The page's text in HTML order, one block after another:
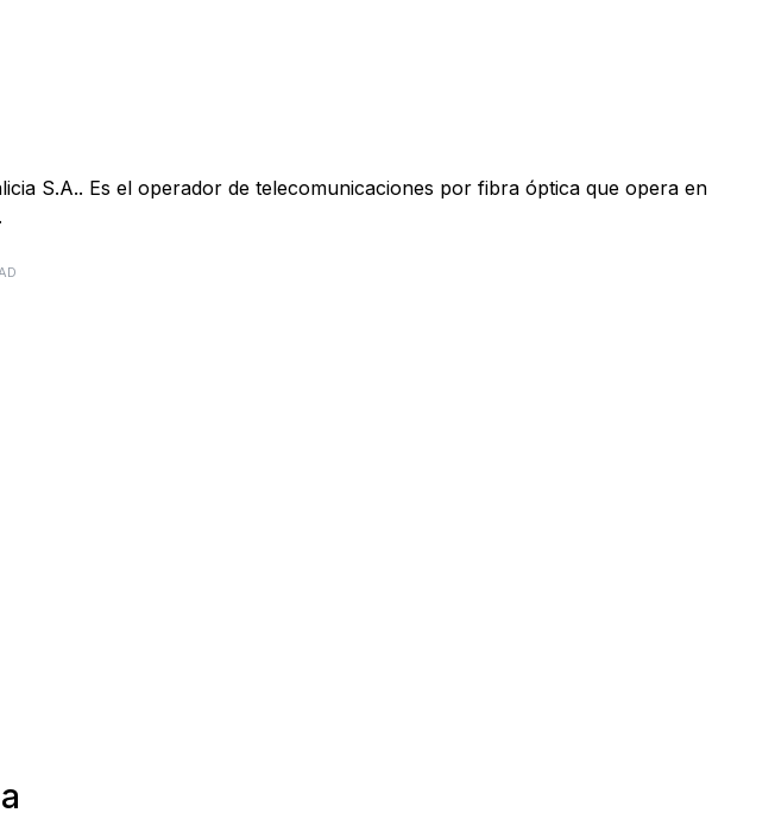
S.A.. Es el operador de telecomunicaciones por fibra óptica que opera en